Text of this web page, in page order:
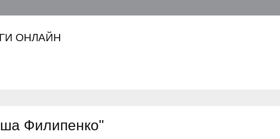
ОНЛАЙН
Филипенко"